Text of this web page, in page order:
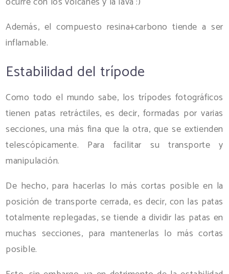
Además, el compuesto resina+carbono tiende a ser
inflamable.
Estabilidad del trípode
Como todo el mundo sabe, los trípodes fotográficos
tienen patas retráctiles, es decir, formadas por varias
secciones, una más fina que la otra, que se extienden
telescópicamente. Para facilitar su transporte y
manipulación.
De hecho, para hacerlas lo más cortas posible en la
posición de transporte cerrada, es decir, con las patas
totalmente replegadas, se tiende a dividir las patas en
muchas secciones, para mantenerlas lo más cortas
posible.